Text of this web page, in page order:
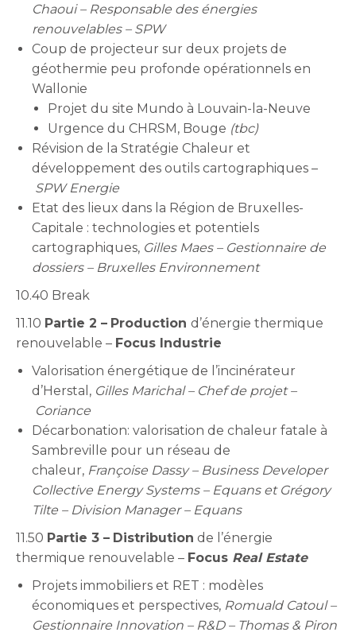
Chaoui – Responsable des énergies
renouvelables – SPW
Coup de projecteur sur deux projets de
géothermie peu profonde opérationnels en
Wallonie
Projet du site Mundo à Louvain-la-Neuve
Urgence du CHRSM, Bouge (tbc)
Révision de la Stratégie Chaleur et
développement des outils cartographiques –
SPW Energie
Etat des lieux dans la Région de Bruxelles-
Capitale : technologies et potentiels
cartographiques, Gilles Maes – Gestionnaire de
dossiers – Bruxelles Environnement
10.40 Break
11.10 Partie 2 – Production d’énergie thermique
renouvelable – Focus Industrie
Valorisation énergétique de l’incinérateur
d’Herstal, Gilles Marichal – Chef de projet –
Coriance
Décarbonation: valorisation de chaleur fatale à
Sambreville pour un réseau de
chaleur, Françoise Dassy – Business Developer
Collective Energy Systems – Equans et Grégory
Tilte – Division Manager – Equans
11.50 Partie 3 – Distribution de l’énergie
thermique renouvelable – Focus Real Estate
Projets immobiliers et RET : modèles
économiques et perspectives, Romuald Catoul –
Gestionnaire Innovation – R&D – Thomas & Piron